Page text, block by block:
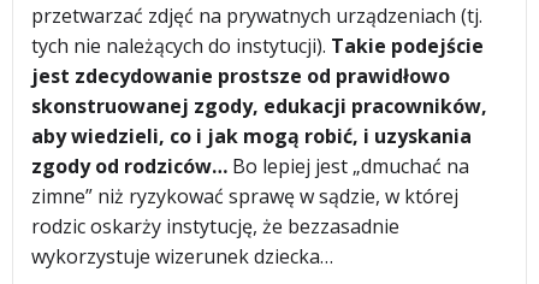
przetwarzać zdjęć na prywatnych urządzeniach (tj.
tych nie należących do instytucji). Takie podejście
jest zdecydowanie prostsze od prawidłowo
skonstruowanej zgody, edukacji pracowników,
aby wiedzieli, co i jak mogą robić, i uzyskania
zgody od rodziców… Bo lepiej jest „dmuchać na
zimne” niż ryzykować sprawę w sądzie, w której
rodzic oskarży instytucję, że bezzasadnie
wykorzystuje wizerunek dziecka…